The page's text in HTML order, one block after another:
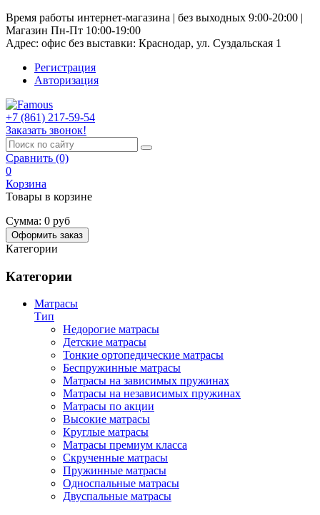
Время работы интернет-магазина | без выходных 9:00-20:00 |
Магазин Пн-Пт 10:00-19:00
Адрес: офис без выставки: Краснодар, ул. Суздальская 1
Регистрация
Авторизация
+7 (861) 217-59-54
Заказать звонок!
Сравнить (0)
0
Корзина
Товары в корзине
Сумма: 0 руб
Оформить заказ
Категории
Категории
Матрасы
Тип
Недорогие матрасы
Детские матрасы
Тонкие ортопедические матрасы
Беспружинные матрасы
Матрасы на зависимых пружинах
Матрасы на независимых пружинах
Матрасы по акции
Высокие матрасы
Круглые матрасы
Матрасы премиум класса
Скрученные матрасы
Пружинные матрасы
Односпальные матрасы
Двуспальные матрасы